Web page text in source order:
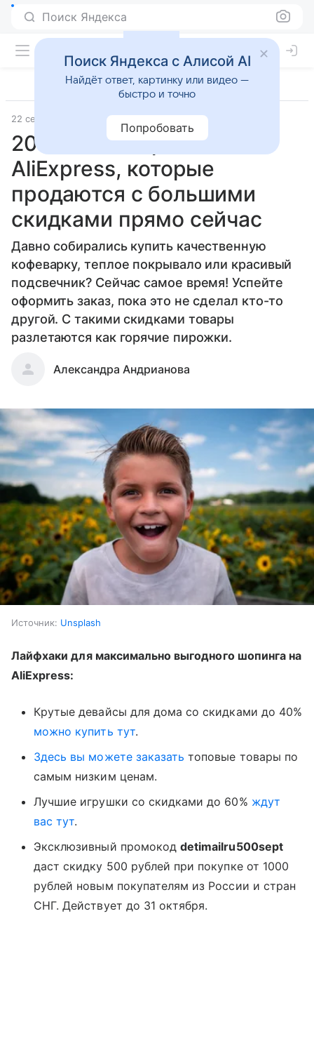
Поиск Яндекса
22 сентября 2021 Семья
20 бестселлеров
AliExpress, которые
продаются с большими
скидками прямо сейчас
Давно собирались купить качественную
кофеварку, теплое покрывало или красивый
подсвечник? Сейчас самое время! Успейте
оформить заказ, пока это не сделал кто-то
другой. С такими скидками товары
разлетаются как горячие пирожки.
Александра Андрианова
Источник: Unsplash
Лайфхаки для максимально выгодного шопинга на
AliExpress:
Крутые девайсы для дома со скидками до 40%
можно купить тут.
Здесь вы можете заказать топовые товары по
самым низким ценам.
Лучшие игрушки со скидками до 60% ждут
вас тут.
Эксклюзивный промокодdetimailru500sept
даст скидку 500 рублей при покупке от 1000
рублей новым покупателям из России и стран
СНГ. Действует до 31 октября.
Поиск Яндекса с Алисой AI
Найдёт ответ, картинку или видео —
быстро и точно
Попробовать